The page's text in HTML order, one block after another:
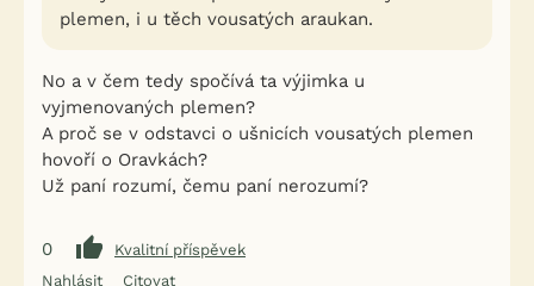
plemen, i u těch vousatých araukan.
No a v čem tedy spočívá ta výjimka u
vyjmenovaných plemen?
A proč se v odstavci o ušnicích vousatých plemen
hovoří o Oravkách?
Už paní rozumí, čemu paní nerozumí?
0
Kvalitní příspěvek
Nahlásit
Citovat